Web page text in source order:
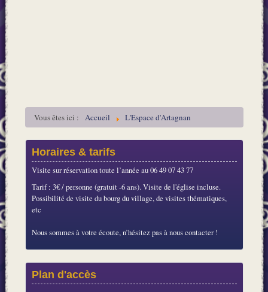
Vous êtes ici : Accueil L'Espace d'Artagnan
Horaires & tarifs
Visite sur réservation toute l’année au 06 49 07 43 77
Tarif : 3€ / personne (gratuit -6 ans). Visite de l'église incluse.
Possibilité de visite du bourg du village, de visites thématiques,
etc
Nous sommes à votre écoute, n’hésitez pas à nous contacter !
Plan d'accès